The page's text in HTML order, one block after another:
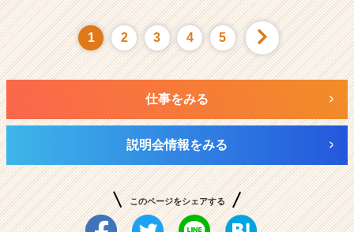
1 2 3 4 5
仕事をみる
説明会情報をみる
このページをシェアする